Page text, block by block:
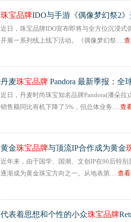
珠宝品牌IDO与手游《偶像梦幻祭2
近日，珠宝品牌IDO宣布即将与全方位沉浸
开展一系列线上线下活动。《偶像梦幻祭.…
丹麦珠宝品牌 Pandora 最新季报：全
近日，丹麦时尚珠宝知名品牌Pandora(潘朵
销售额同比有机下降了5%，但总体业务.…查
黄金珠宝品牌与顶流IP合作成为黄金
近年来，由于国学、国潮、文创IP在90后特
逐渐成为黄金珠宝方向之一。从地表第.…查
代表着思想和个性的小众珠宝品牌